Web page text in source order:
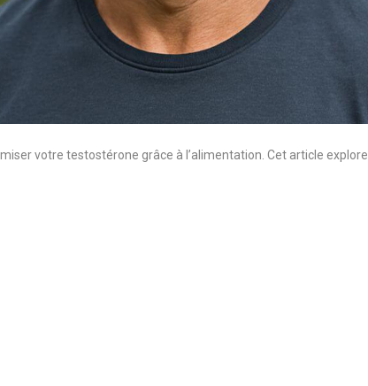
votre testostérone grâce à l’alimentation. Cet article